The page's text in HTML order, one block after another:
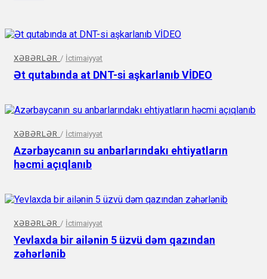
XƏBƏRLƏR / İctimaiyyət
Ət qutabında at DNT-si aşkarlanıb VİDEO
XƏBƏRLƏR / İctimaiyyət
Azərbaycanın su anbarlarındakı ehtiyatların
həcmi açıqlanıb
XƏBƏRLƏR / İctimaiyyət
Yevlaxda bir ailənin 5 üzvü dəm qazından
zəhərlənib